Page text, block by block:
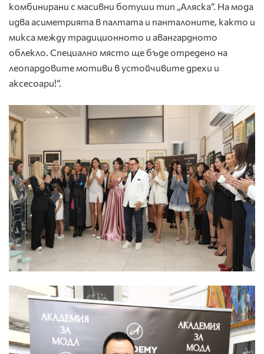
комбинирани с масивни ботуши тип „Аляска“. На мода
идва асиметрията в палтата и панталоните, както и
микса между традиционното и авангардното
облекло. Специално място ще бъде отредено на
леопардовите мотиви в устойчивите дрехи и
аксесоари!“.